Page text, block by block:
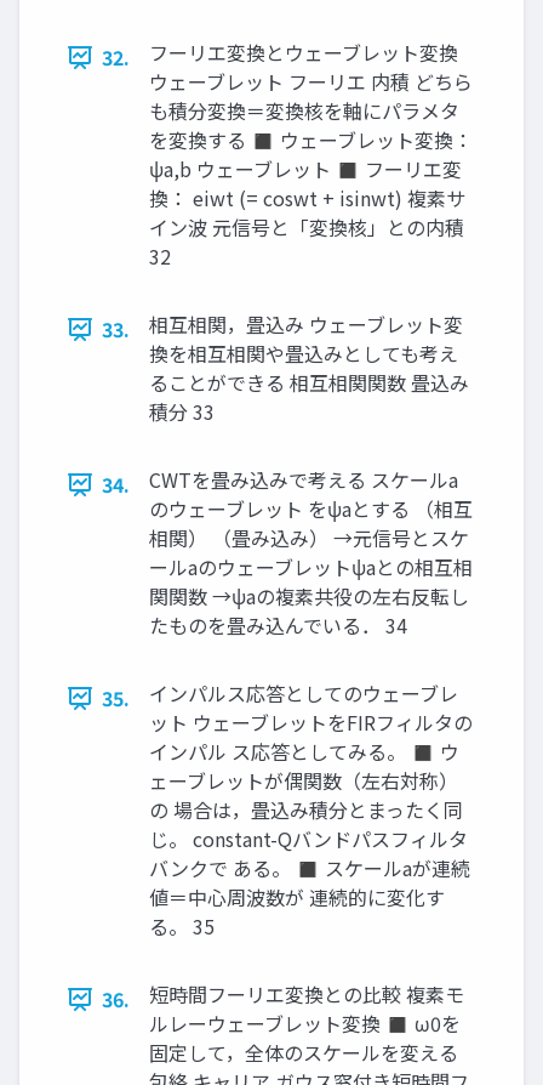
32.
フーリエ変換とウェーブレット変換
ウェーブレット フーリエ 内積 どちら
も積分変換＝変換核を軸にパラメタ
を変換する ◼ ウェーブレット変換：
ψa,b ウェーブレット ◼ フーリエ変
換： eiwt (= coswt + isinwt) 複素サ
イン波 元信号と「変換核」との内積
32
33.
相互相関，畳込み ウェーブレット変
換を相互相関や畳込みとしても考え
ることができる 相互相関関数 畳込み
積分 33
34.
CWTを畳み込みで考える スケールa
のウェーブレット をψaとする （相互
相関） （畳み込み） →元信号とスケ
ールaのウェーブレットψaとの相互相
関関数 →ψaの複素共役の左右反転し
たものを畳み込んでいる． 34
35.
インパルス応答としてのウェーブレ
ット ウェーブレットをFIRフィルタの
インパル ス応答としてみる。 ◼ ウ
ェーブレットが偶関数（左右対称）
の 場合は，畳込み積分とまったく同
じ。 constant-Qバンドパスフィルタ
バンクで ある。 ◼ スケールaが連続
値＝中心周波数が 連続的に変化す
る。 35
36.
短時間フーリエ変換との比較 複素モ
ルレーウェーブレット変換 ◼ ω0を
固定して，全体のスケールを変える